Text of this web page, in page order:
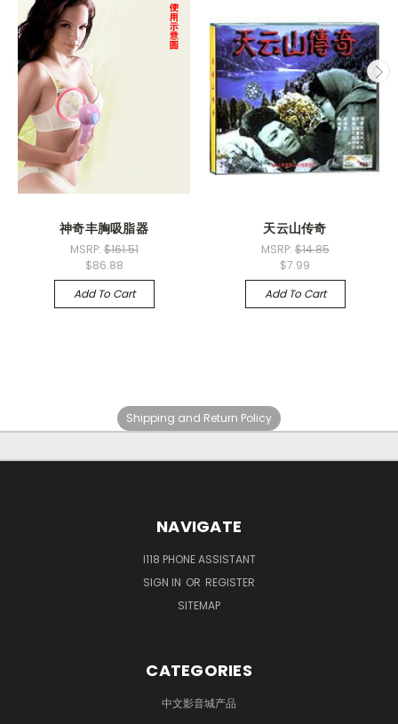
神奇丰胸吸脂器
MSRP:$161.51
$86.88
Add To Cart
天云山传奇
MSRP:$14.85
$7.99
Add To Cart
Shipping and Return Policy
NAVIGATE
I118 PHONE ASSISTANT
SIGN IN OR REGISTER
SITEMAP
CATEGORIES
中文影音城产品